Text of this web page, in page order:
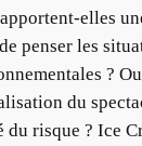
elles
penser les
?
du
du risque ? Ice